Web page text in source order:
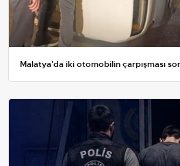
Malatya'da iki otomobilin çarpışması